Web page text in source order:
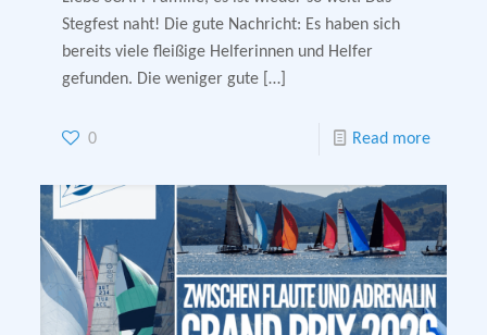
Stegfest naht! Die gute Nachricht: Es haben sich
bereits viele fleißige Helferinnen und Helfer
gefunden. Die weniger gute[…]
0 Read more